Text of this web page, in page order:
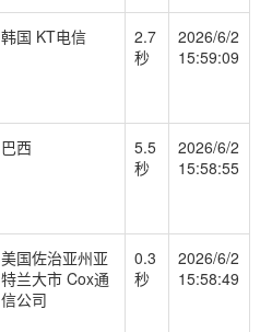
韩国 KT电信
2.7
秒
2026/6/2
15:59:09
巴西
5.5
秒
2026/6/2
15:58:55
美国佐治亚州亚
特兰大市 Cox通
信公司
0.3
秒
2026/6/2
15:58:49